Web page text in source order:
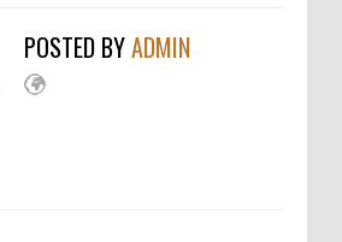
POSTED BYADMIN